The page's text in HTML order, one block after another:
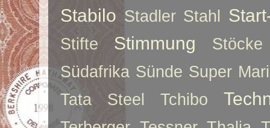
Stabilo Stadler Stahl
Stifte Stimmung
Stöcke
Südafrika Sünde Super
Tata Steel
Tchibo